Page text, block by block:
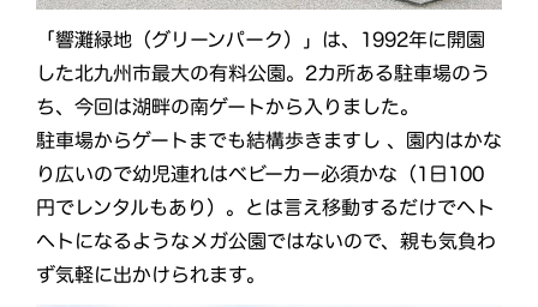
「響灘緑地（グリーンパーク）」は、1992年に開園
した北九州市最大の有料公園。2カ所ある駐車場のう
ち、今回は湖畔の南ゲートから入りました。
駐車場からゲートまでも結構歩きますし 、園内はかな
り広いので幼児連れはベビーカー必須かな（1日100
円でレンタルもあり）。とは言え移動するだけでヘト
ヘトになるようなメガ公園ではないので、親も気負わ
ず気軽に出かけられます。